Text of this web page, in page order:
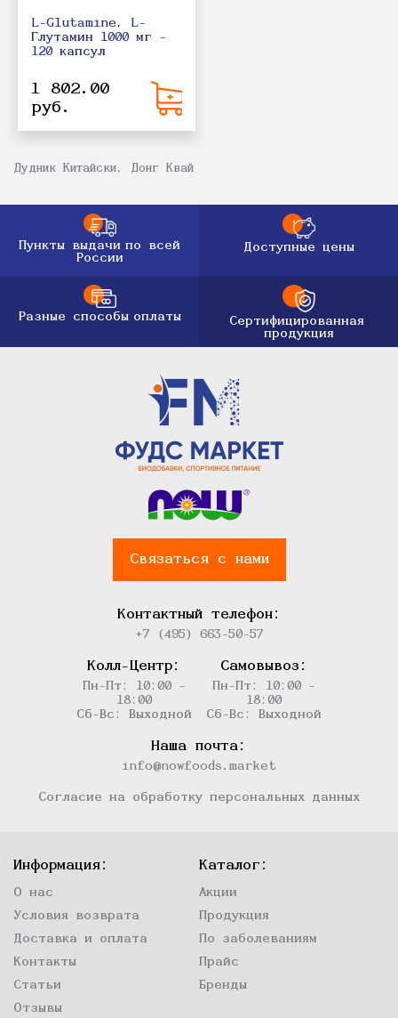
L-Glutamine, L-
Глутамин 1000 мг -
120 капсул
1 802.00
руб.
Дудник Китайски, Донг Квай
Пункты выдачи по всей
России
Доступные цены
Разные способы оплаты
Сертифицированная
продукция
Связаться с нами
Контактный телефон:
+7 (495) 663-50-57
Колл-Центр:
Пн-Пт: 10:00 -
18:00
Сб-Вс: Выходной
Самовывоз:
Пн-Пт: 10:00 -
18:00
Сб-Вс: Выходной
Наша почта:
info@nowfoods.market
Согласие на обработку персональных данных
Информация:
О нас
Условия возврата
Доставка и оплата
Контакты
Статьи
Отзывы
Каталог:
Акции
Продукция
По заболеваниям
Прайс
Бренды